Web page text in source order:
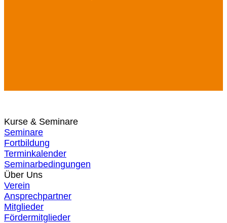
Kurse & Seminare
Seminare
Fortbildung
Terminkalender
Seminarbedingungen
Über Uns
Verein
Ansprechpartner
Mitglieder
Fördermitglieder